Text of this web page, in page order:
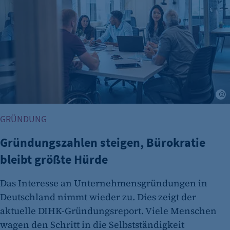
etracker Analytics
et_oi_v2
Anbieter:
etracker GmbH
Cookie Erkennung
Cookie Laufzeit:
GRÜNDUNG
Gründungszahlen steigen, Bürokratie
bleibt größte Hürde
Das Interesse an Unternehmensgründungen in
Deutschland nimmt wieder zu. Dies zeigt der
aktuelle DIHK-Gründungsreport. Viele Menschen
wagen den Schritt in die Selbstständigkeit